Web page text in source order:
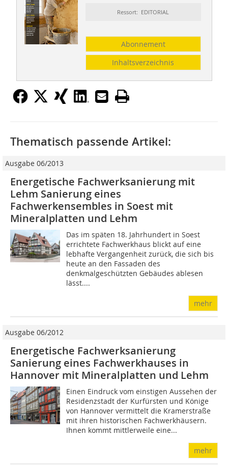
Ressort: EDITORIAL
Abonnement
Inhaltsverzeichnis
Thematisch passende Artikel:
Ausgabe 06/2013
Energetische Fachwerksanierung mit
Lehm Sanierung eines
Fachwerkensembles in Soest mit
Mineralplatten und Lehm
Das im späten 18. Jahrhundert in Soest
errichtete Fachwerkhaus blickt auf eine
lebhafte Vergangenheit zurück, die sich bis
heute an den Fassaden des
denkmalgeschützten Gebäudes ablesen
lässt....
mehr
Ausgabe 06/2012
Energetische Fachwerksanierung
Sanierung eines Fachwerkhauses in
Hannover mit Mineralplatten und Lehm
Einen Eindruck vom einstigen Aussehen der
Residenzstadt der Kurfürsten und Könige
von Hannover vermittelt die Kramerstraße
mit ihren historischen Fachwerkhäusern.
Ihnen kommt mittlerweile eine...
mehr